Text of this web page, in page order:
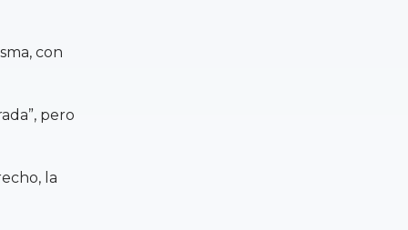
con
pero
la